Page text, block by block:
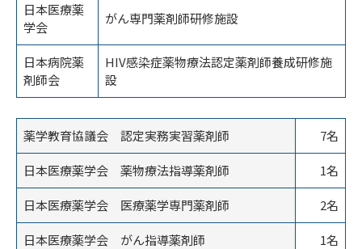
日本医療薬
学会
がん専門薬剤師研修施設
日本病院薬
剤師会
HIV感染症薬物療法認定薬剤師養成研修施
設
薬学教育協議会 認定実務実習薬剤師 7名
日本医療薬学会 薬物療法指導薬剤師 1名
日本医療薬学会 医療薬学専門薬剤師 2名
日本医療薬学会 がん指導薬剤師 1名